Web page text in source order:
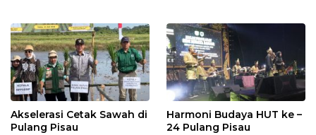
Akselerasi Cetak Sawah di
Pulang Pisau
Harmoni Budaya HUT ke –
24 Pulang Pisau